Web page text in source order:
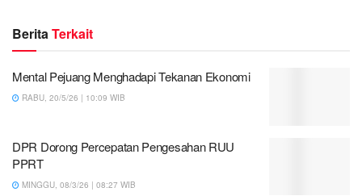
BeritaTerkait
Mental Pejuang Menghadapi Tekanan Ekonomi
RABU, 20/5/26 | 10:09 WIB
DPR Dorong Percepatan Pengesahan RUU
PPRT
MINGGU, 08/3/26 | 08:27 WIB